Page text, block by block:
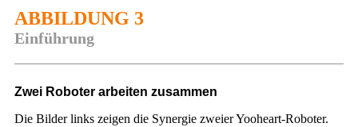
ABBILDUNG 3
Einführung
Zwei Roboter arbeiten zusammen
Die Bilder links zeigen die Synergie zweier Yooheart-Roboter.